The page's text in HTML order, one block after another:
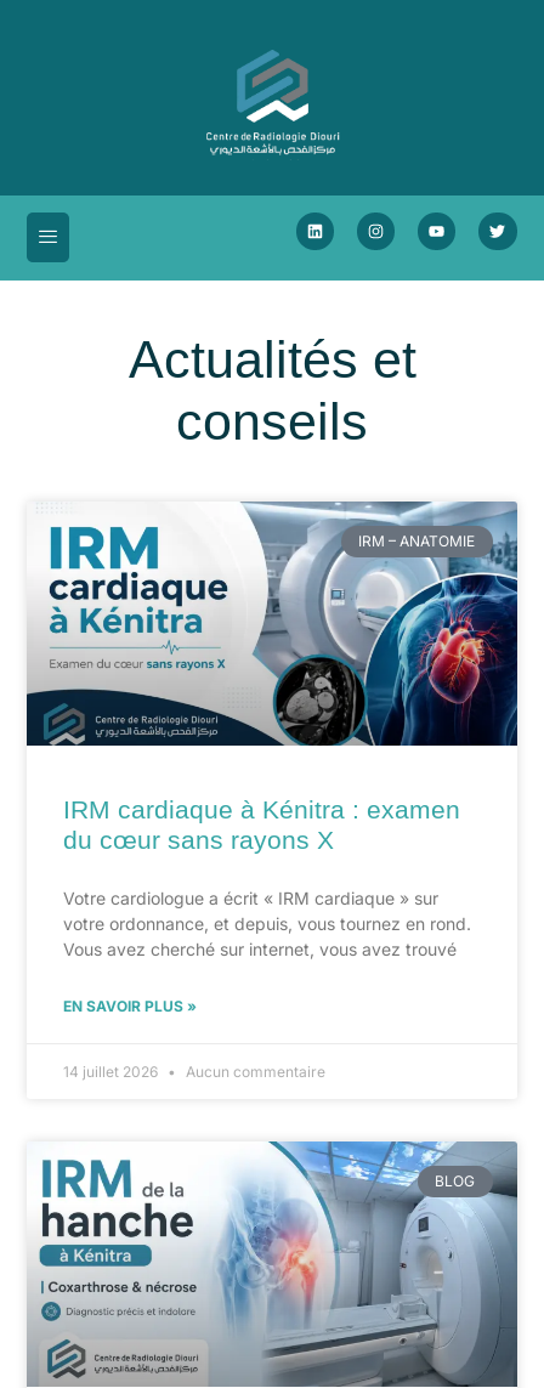
Actualités et
conseils
IRM – ANATOMIE
IRM cardiaque à Kénitra : examen
du cœur sans rayons X
Votre cardiologue a écrit « IRM cardiaque » sur
votre ordonnance, et depuis, vous tournez en rond.
Vous avez cherché sur internet, vous avez trouvé
EN SAVOIR PLUS »
14 juillet 2026 Aucun commentaire
BLOG